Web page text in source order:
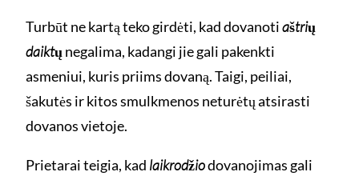
Turbūt ne kartą teko girdėti, kad dovanotiaštrių
daiktų negalima, kadangi jie gali pakenkti
asmeniui, kuris priims dovaną. Taigi, peiliai,
šakutės ir kitos smulkmenos neturėtų atsirasti
dovanos vietoje.
Prietarai teigia, kad laikrodžiodovanojimas gali